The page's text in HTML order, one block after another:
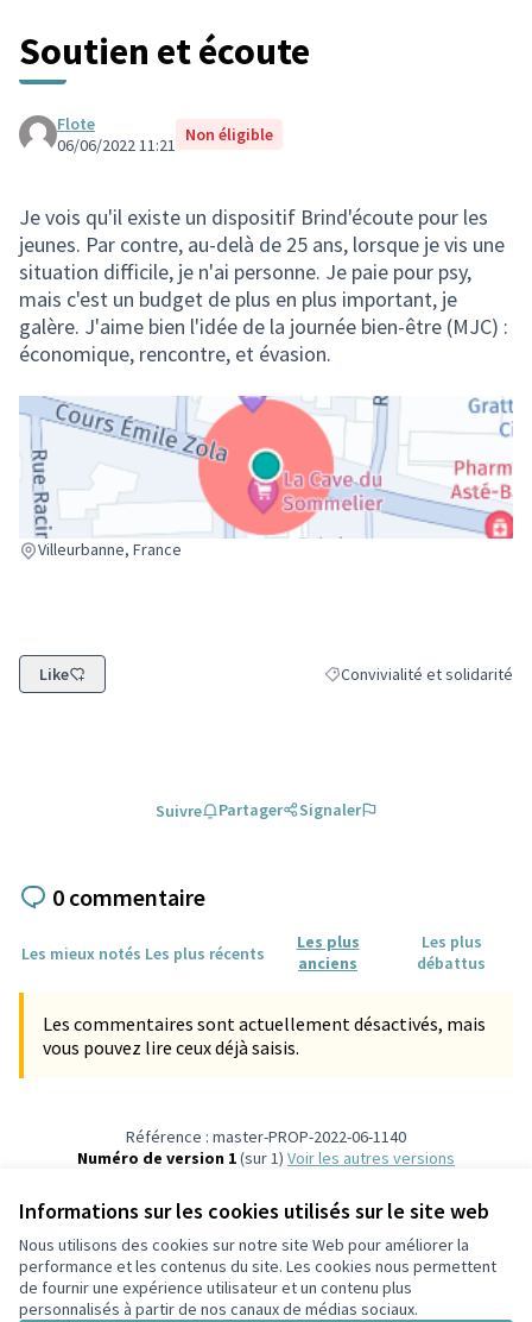
Informations sur les cookies utilisés sur le site web
Nous utilisons des cookies sur notre site Web pour améliorer la
performance et les contenus du site. Les cookies nous permettent
de fournir une expérience utilisateur et un contenu plus
personnalisés à partir de nos canaux de médias sociaux.
Soutien et écoute
Flote
06/06/2022 11:21 Non éligible
Je vois qu'il existe un dispositif Brind'écoute pour les
jeunes. Par contre, au-delà de 25 ans, lorsque je vis une
situation difficile, je n'ai personne. Je paie pour psy,
mais c'est un budget de plus en plus important, je
galère. J'aime bien l'idée de la journée bien-être (MJC) :
économique, rencontre, et évasion.
Villeurbanne, France
(Lien externe)
Like Filtrer les résultats de la
Convivialité et solidarité
Suivre Partager Signaler
0 commentaire
Les mieux notés Les plus récents
Les plus
anciens
Les plus
débattus
Les commentaires sont actuellement désactivés, mais
vous pouvez lire ceux déjà saisis.
Référence : master-PROP-2022-06-1140
Numéro de version 1(sur 1)
voir les autres versions
Conditions d'utilisation
Paramètres des cookies
Participez Villeurbanne sur X
Participez Villeurbanne sur Facebook
Participez Villeurbanne sur Instagram
Participez Villeurbanne sur YouTube